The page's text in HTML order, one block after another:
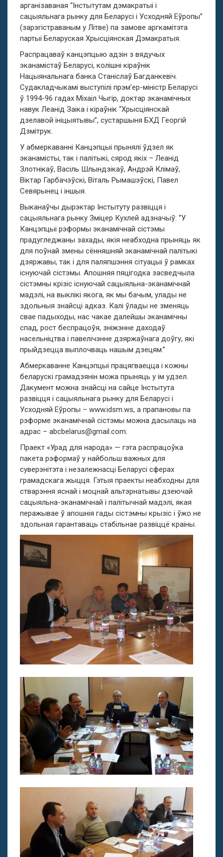
арганізаваная “Інстытутам дэмакратыі і
сацыяльнага рынку для Беларусі і Усходняй Еўропы”
(зарэгістраваным у Літве) па замове аргкамітэта
партыі Беларуская Хрысціянская Дэмакратыя.
Распрацаваў канцэпцыю адзін з вядучых
эканамістаў Беларусі, колішні кіраўнік
Нацыянальнага банка Станіслаў Багданкевіч.
Судакладчыкамі выступілі прэм’ер-міністр Беларусі
ў 1994-96 гадах Міхаіл Чыгір, доктар эканамічных
навук Леанід Заіка і кіраўнік “Хрысціянскай
дзелавой ініцыятывы”, сустаршыня БХД Георгій
Дзмітрук.
У абмеркаванні Канцэпцыі прынялі ўдзел як
эканамісты, так і палітыкі, сярод якіх – Леанід
Злотнікаў, Васіль Шлындзікаў, Андрэй Клімаў,
Віктар Гарбачэўскі, Віталь Рымашэўскі, Павел
Севярынец і іншыя.
Выканаўчы дырэктар Інстытуту развіцця і
сацыяльнага рынку Зміцер Кухлей адзначыў: “У
Канцэпцыі рэформы эканамічнай сістэмы
прадугледжаны захады, якія неабходна прыняць як
для поўнай змены сённяшняй эканамічнай палітыкі
дзяржавы, так і для паляпшэння сітуацыі ў рамках
існуючай сістэмы. Апошняя пяцігодка засведчыла
сістэмны крізіс існуючай сацыяльна-эканамічнай
мадэлі, на выклікі якога, як мы бачым, улады не
здольныя знайсці адказ. Калі ўлады не зменяць
свае падыходы, нас чакае далейшы эканамічны
спад, рост беспрацоўя, зніжэнне даходаў
насельніцтва і павелічэнне дзяржаўнага доўгу, які
прыйдзецца выплочваць нашым дзецям.”
Абмеркаванне Канцэпцыі працягваецца і кожны
беларускі грамадзянін можа прыняць у ім удзел.
Дакумент можна знайсці на сайце Інстытута
развіцця і сацыяльнага рынку для Беларусі і
Усходняй Еўропы – www.idsm.ws, а прапановы па
рэформе эканамічнай сістэмы можна дасылаць на
адрас – abcbelarus@gmail.com.
Праект «Урад для народа» — гэта распрацоўка
пакета рэформаў у найбольш важных для
суверэнітэта і незалежнасці Беларусі сферах
грамадскага жыцця. Гэтыя праекты неабходны для
стварэння яснай і моцнай альтэрнатывы дзеючай
сацыяльна-эканамічнай і палітычнай мадэлі, якая
перажывае ў апошнія гады сістэмны крызіс і ўжо не
здольная гарантаваць стабільнае развіццё краіны.